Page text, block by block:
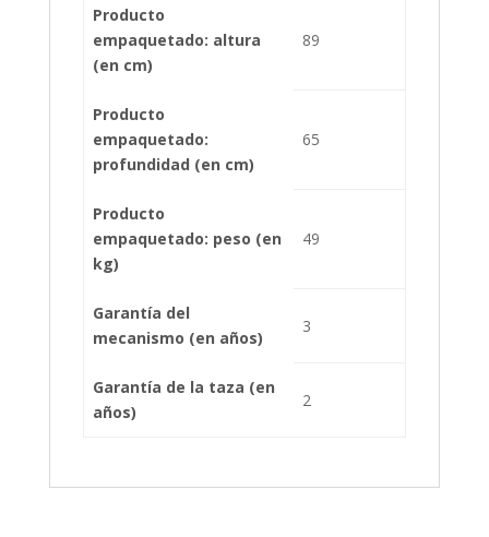
Producto
empaquetado: altura
(en cm)
89
Producto
empaquetado:
profundidad (en cm)
65
Producto
empaquetado: peso (en
kg)
49
Garantía del
mecanismo (en años)
3
Garantía de la taza (en
años)
2